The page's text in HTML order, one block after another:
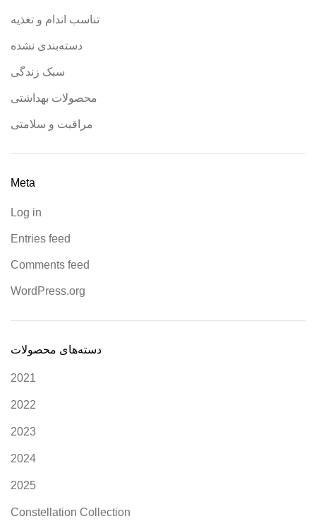
تناسب اندام و تغذیه
دسته‌بندی نشده
سبک زندگی
محصولات بهداشتی
مراقبت و سلامتی
Meta
Log in
Entries feed
Comments feed
WordPress.org
دسته‌های محصولات
2021
2022
2023
2024
2025
Constellation Collection